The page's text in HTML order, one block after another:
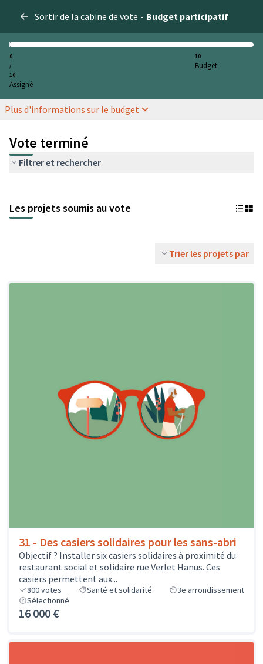
Sortir de la cabine de vote - Budget participatif
0
/
10
Assigné
10
Budget
Plus d'informations sur le budget
Vote terminé
Filtrer et rechercher
Les projets soumis au vote
Trier les projets par
31 - Des casiers solidaires pour les sans-abri
Objectif ? Installer six casiers solidaires à proximité du
restaurant social et solidaire rue Verlet Hanus. Ces
casiers permettent aux...
800votes Santé et solidarité
3e arrondissement
Sélectionné
16 000 €